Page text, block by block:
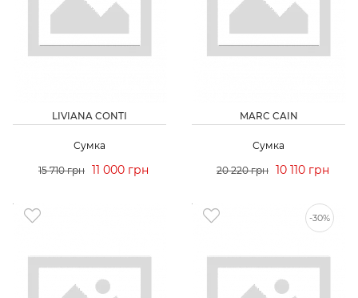
LIVIANA CONTI
Сумка
15 710 грн 11 000 грн
MARC CAIN
Сумка
20 220 грн 10 110 грн
-30%